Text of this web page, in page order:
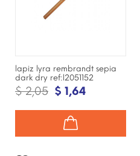
lapiz lyra rembrandt sepia
dark dry ref:l2051152
$ 2,05 $ 1,64